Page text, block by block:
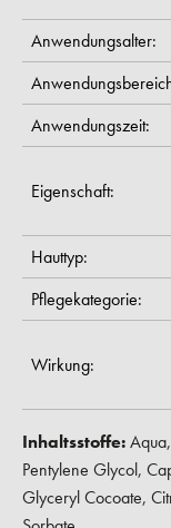
Anwendungsalter:
Anwendungszeit:
Eigenschaft:
Hauttyp:
Pflegekategorie:
Wirkung:
Inhaltsstoffe:
Pentylene Glycol,
Glyceryl Cocoate,